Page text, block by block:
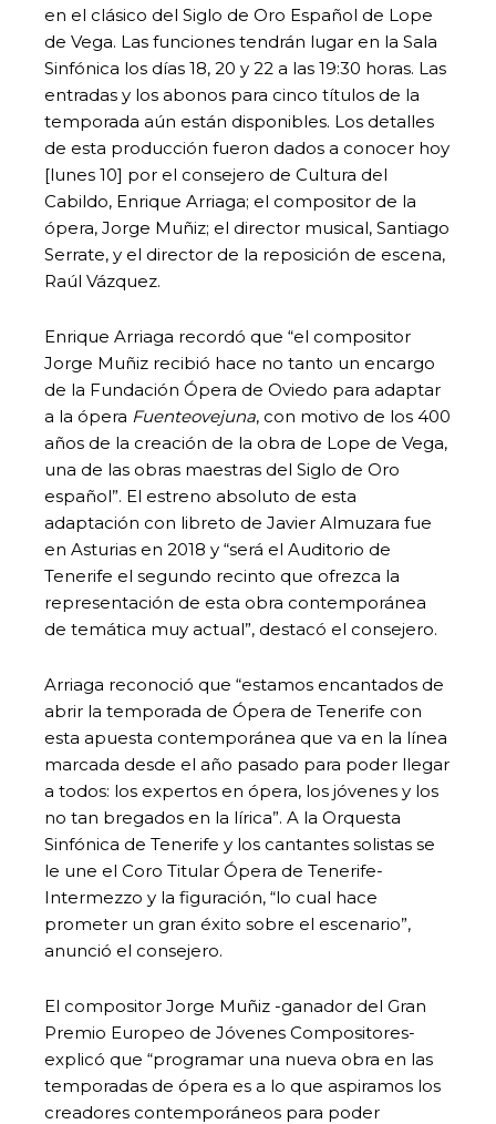
en el clásico del Siglo de Oro Español de Lope
de Vega. Las funciones tendrán lugar en la Sala
Sinfónica los días 18, 20 y 22 a las 19:30 horas. Las
entradas y los abonos para cinco títulos de la
temporada aún están disponibles. Los detalles
de esta producción fueron dados a conocer hoy
[lunes 10] por el consejero de Cultura del
Cabildo, Enrique Arriaga; el compositor de la
ópera, Jorge Muñiz; el director musical, Santiago
Serrate, y el director de la reposición de escena,
Raúl Vázquez.
Enrique Arriaga recordó que “el compositor
Jorge Muñiz recibió hace no tanto un encargo
de la Fundación Ópera de Oviedo para adaptar
a la ópera Fuenteovejuna, con motivo de los 400
años de la creación de la obra de Lope de Vega,
una de las obras maestras del Siglo de Oro
español”. El estreno absoluto de esta
adaptación con libreto de Javier Almuzara fue
en Asturias en 2018 y “será el Auditorio de
Tenerife el segundo recinto que ofrezca la
representación de esta obra contemporánea
de temática muy actual”, destacó el consejero.
Arriaga reconoció que “estamos encantados de
abrir la temporada de Ópera de Tenerife con
esta apuesta contemporánea que va en la línea
marcada desde el año pasado para poder llegar
a todos: los expertos en ópera, los jóvenes y los
no tan bregados en la lírica”. A la Orquesta
Sinfónica de Tenerife y los cantantes solistas se
le une el Coro Titular Ópera de Tenerife-
Intermezzo y la figuración, “lo cual hace
prometer un gran éxito sobre el escenario”,
anunció el consejero.
El compositor Jorge Muñiz -ganador del Gran
Premio Europeo de Jóvenes Compositores-
explicó que “programar una nueva obra en las
temporadas de ópera es a lo que aspiramos los
creadores contemporáneos para poder